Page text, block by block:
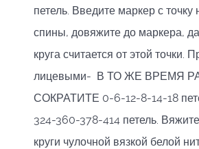
петель. Введите маркер с точку
спины, довяжите до маркера,
круга считается от этой точки.
лицевыми- В ТО ЖЕ ВРЕМЯ
СОКРАТИТЕ 0-6-12-8-14-18
324-360-378-414 петель.
круги чулочной вязкой белой